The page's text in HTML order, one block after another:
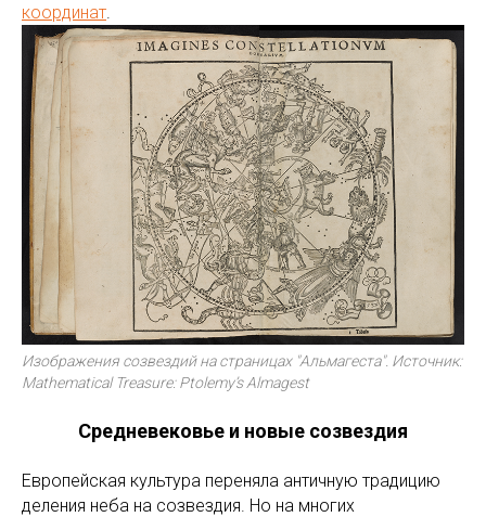
координат.
Изображения созвездий на страницах "Альмагеста". Источник:
Mathematical Treasure: Ptolemy’s Almagest
Средневековье и новые созвездия
Европейская культура переняла античную традицию
деления неба на созвездия. Но на многих